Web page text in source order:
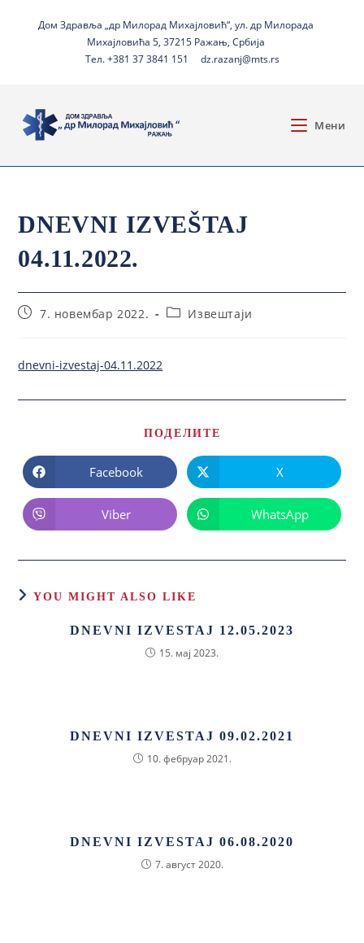
Дом Здравља „др Милорад Михајловић“, ул. др Милорада
Михајловића 5, 37215 Ражањ, Србија
Тел. +381 37 3841 151
dz.razanj@mts.rs
Мени
DNEVNI IZVEŠTAJ
04.11.2022.
7. новембар 2022. Извештаји
dnevni-izvestaj-04.11.2022
ПОДЕЛИТЕ
Facebook X
Viber WhatsApp
YOU MIGHT ALSO LIKE
DNEVNI IZVESTAJ 12.05.2023
15. мај 2023.
DNEVNI IZVESTAJ 09.02.2021
10. фебруар 2021.
DNEVNI IZVESTAJ 06.08.2020
7. август 2020.